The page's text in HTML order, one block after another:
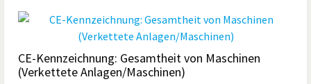
CE-Kennzeichnung: Gesamtheit von Maschinen
(Verkettete Anlagen/Maschinen)